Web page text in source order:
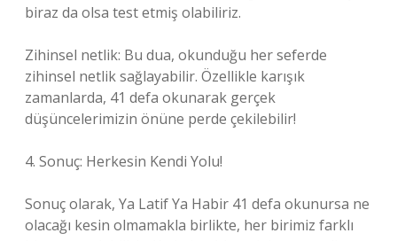
biraz da olsa test etmiş olabiliriz.
Zihinsel netlik: Bu dua, okunduğu her seferde
zihinsel netlik sağlayabilir. Özellikle karışık
zamanlarda, 41 defa okunarak gerçek
düşüncelerimizin önüne perde çekilebilir!
4. Sonuç: Herkesin Kendi Yolu!
Sonuç olarak, Ya Latif Ya Habir 41 defa okunursa ne
olacağı kesin olmamakla birlikte, her birimiz farklı